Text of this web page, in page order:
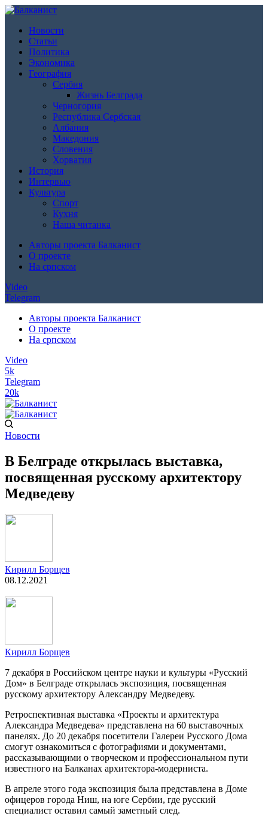
Новости
Статьи
Политика
Экономика
География
Сербия
Жизнь Белграда
Черногория
Республика Сербская
Албания
Македония
Словения
Хорватия
История
Интервью
Культура
Спорт
Кухня
Наша читанка
Авторы проекта Балканист
О проекте
На српском
Video
Telegram
Авторы проекта Балканист
О проекте
На српском
Video
5k
Telegram
20k
Новости
В Белграде открылась выставка,
посвященная русскому архитектору
Медведеву
Кирилл Борщев
08.12.2021
Кирилл Борщев
7 декабря в Российском центре науки и культуры «Русский
Дом» в Белграде открылась экспозиция, посвященная
русскому архитектору Александру Медведеву.
Ретроспективная выставка «Проекты и архитектура
Александра Медведева» представлена на 60 выставочных
панелях. До 20 декабря посетители Галереи Русского Дома
смогут ознакомиться с фотографиями и документами,
рассказывающими о творческом и профессиональном пути
известного на Балканах архитектора-модерниста.
В апреле этого года экспозиция была представлена в Доме
офицеров города Ниш, на юге Сербии, где русский
специалист оставил самый заметный след.